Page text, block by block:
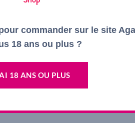
commander sur le site
18 ans ou plus ?
18 ANS OU PLUS